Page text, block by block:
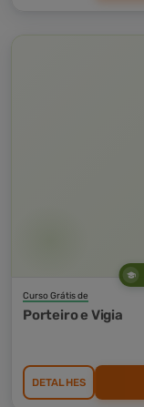
Curso Grátis de
Porteiro e Vigia
DETALHES